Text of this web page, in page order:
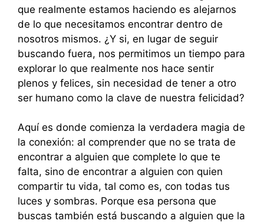
que realmente estamos haciendo es alejarnos
de lo que necesitamos encontrar dentro de
nosotros mismos. ¿Y si, en lugar de seguir
buscando fuera, nos permitimos un tiempo para
explorar lo que realmente nos hace sentir
plenos y felices, sin necesidad de tener a otro
ser humano como la clave de nuestra felicidad?
Aquí es donde comienza la verdadera magia de
la conexión: al comprender que no se trata de
encontrar a alguien que complete lo que te
falta, sino de encontrar a alguien con quien
compartir tu vida, tal como es, con todas tus
luces y sombras. Porque esa persona que
buscas también está buscando a alguien que la